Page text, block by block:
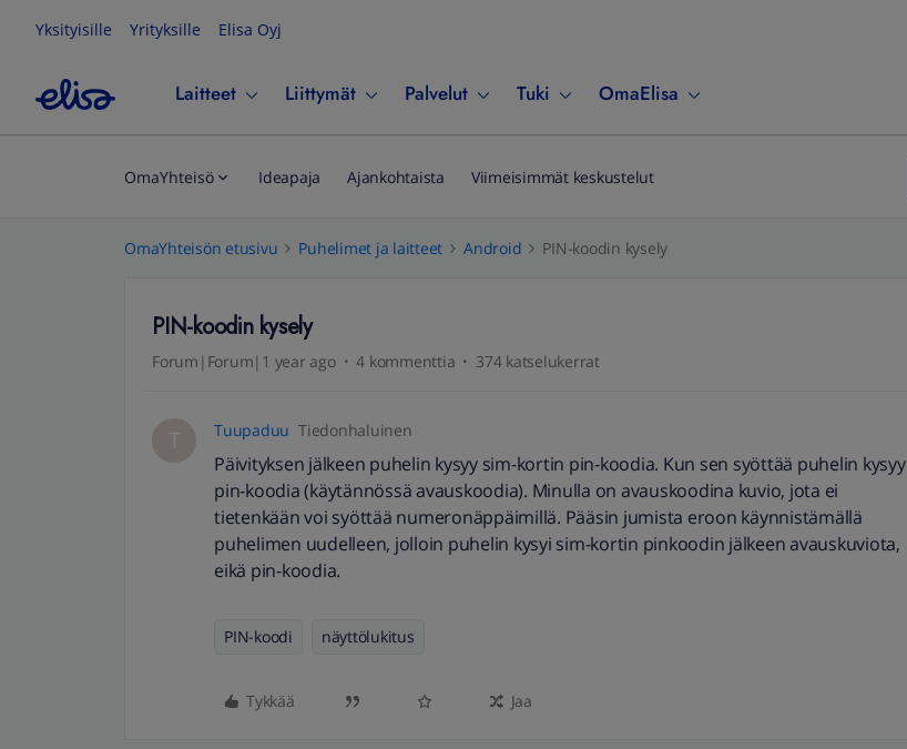
Yksityisille Yrityksille Elisa Oyj
Laitteet Liittymät Palvelut Tuki OmaElisa
OmaYhteisö Ideapaja Ajankohtaista Viimeisimmät keskustelut
OmaYhteisön etusivu Puhelimet ja laitteet Android PIN-koodin kysely
PIN-koodin kysely
Forum|Forum|1 year ago 4 kommenttia 374 katselukerrat
T Tuupaduu Tiedonhaluinen
Päivityksen jälkeen puhelin kysyy sim-kortin pin-koodia. Kun sen syöttää puhelin kysyy
pin-koodia (käytännössä avauskoodia). Minulla on avauskoodina kuvio, jota ei
tietenkään voi syöttää numeronäppäimillä. Pääsin jumista eroon käynnistämällä
puhelimen uudelleen, jolloin puhelin kysyi sim-kortin pinkoodin jälkeen avauskuviota,
eikä pin-koodia.
PIN-koodi näyttölukitus
Tykkää Jaa